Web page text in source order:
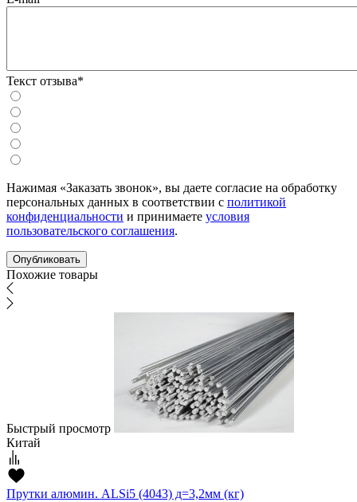
Текст отзыва*
Нажимая «Заказать звонок», вы даете согласие на обработку
персональных данных в соответствии с политикой
конфиденциальности и принимаете условия
пользовательского соглашения.
Похожие товары
Быстрый просмотр
Китай
Прутки алюмин. ALSi5 (4043) д=3,2мм (кг)